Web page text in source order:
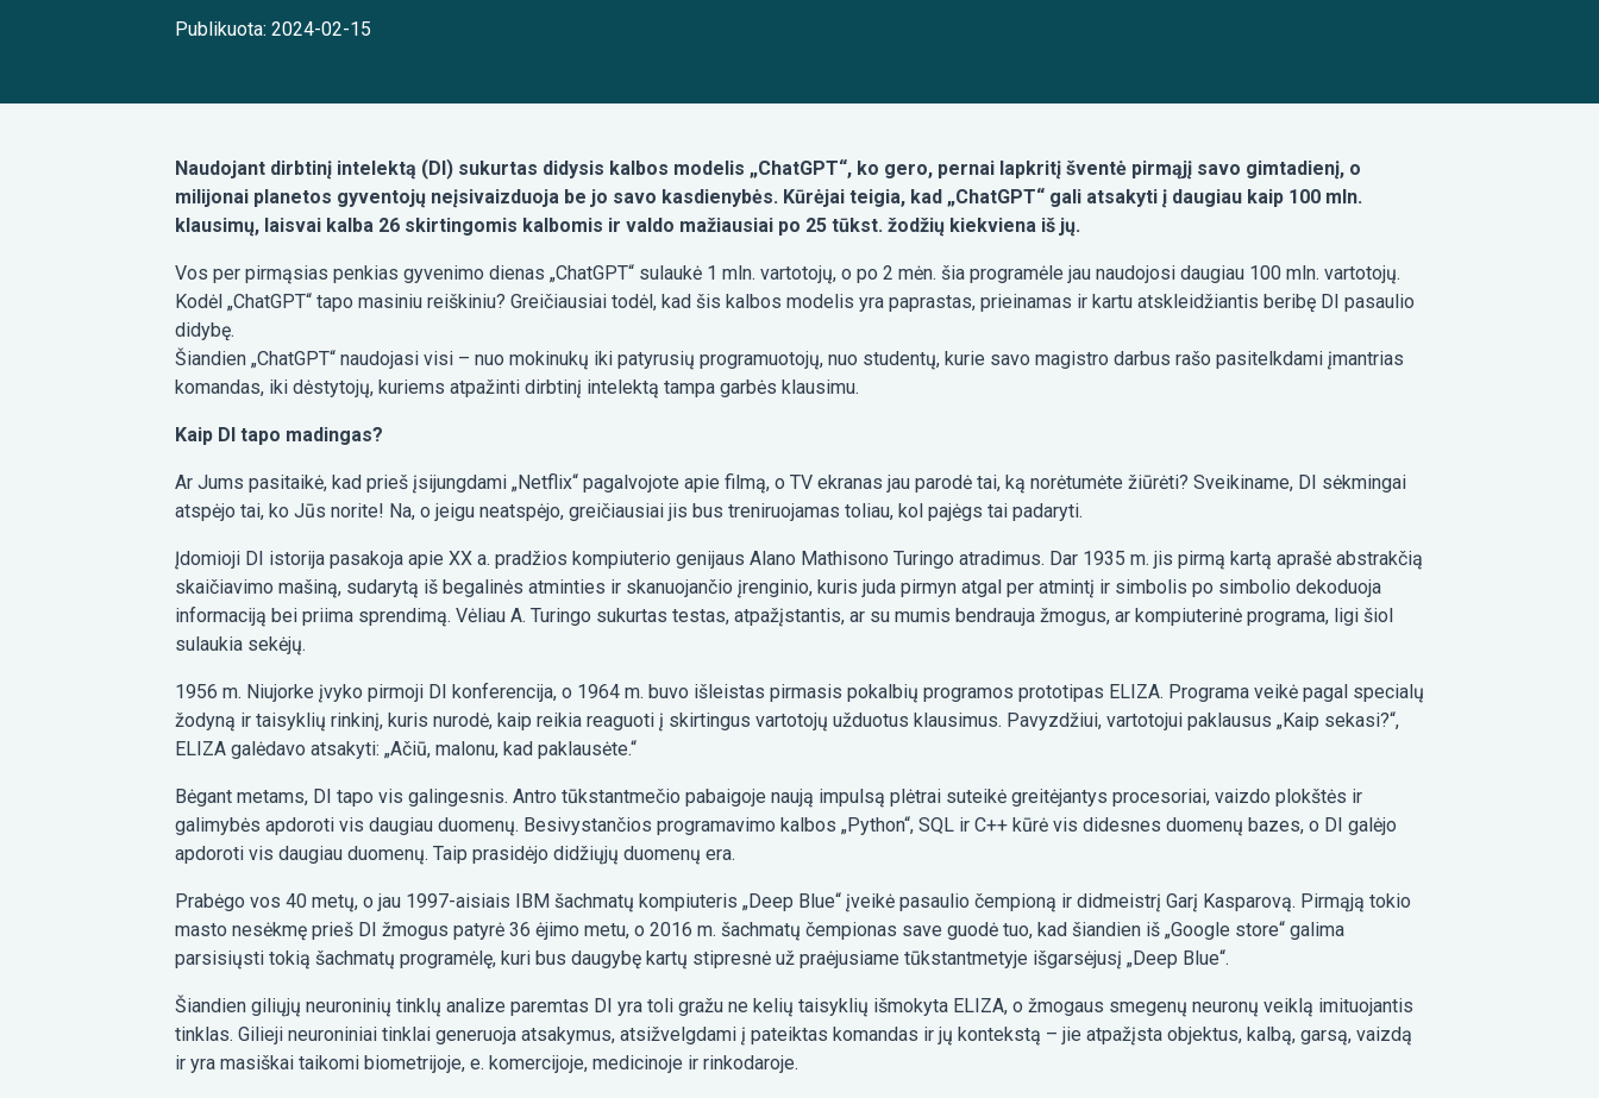
Publikuota: 2024-02-15
Naudojant dirbtinį intelektą (DI) sukurtas didysis kalbos modelis „ChatGPT“, ko gero, pernai lapkritį šventė pirmąjį savo gimtadienį, o
milijonai planetos gyventojų neįsivaizduoja be jo savo kasdienybės. Kūrėjai teigia, kad „ChatGPT“ gali atsakyti į daugiau kaip 100 mln.
klausimų, laisvai kalba 26 skirtingomis kalbomis ir valdo mažiausiai po 25 tūkst. žodžių kiekviena iš jų.
Vos per pirmąsias penkias gyvenimo dienas „ChatGPT“ sulaukė 1 mln. vartotojų, o po 2 mėn. šia programėle jau naudojosi daugiau 100 mln. vartotojų.
Kodėl „ChatGPT“ tapo masiniu reiškiniu? Greičiausiai todėl, kad šis kalbos modelis yra paprastas, prieinamas ir kartu atskleidžiantis beribę DI pasaulio
didybę.
Šiandien „ChatGPT“ naudojasi visi – nuo mokinukų iki patyrusių programuotojų, nuo studentų, kurie savo magistro darbus rašo pasitelkdami įmantrias
komandas, iki dėstytojų, kuriems atpažinti dirbtinį intelektą tampa garbės klausimu.
Kaip DI tapo madingas?
Ar Jums pasitaikė, kad prieš įsijungdami „Netflix“ pagalvojote apie filmą, o TV ekranas jau parodė tai, ką norėtumėte žiūrėti? Sveikiname, DI sėkmingai
atspėjo tai, ko Jūs norite! Na, o jeigu neatspėjo, greičiausiai jis bus treniruojamas toliau, kol pajėgs tai padaryti.
Įdomioji DI istorija pasakoja apie XX a. pradžios kompiuterio genijaus Alano Mathisono Turingo atradimus. Dar 1935 m. jis pirmą kartą aprašė abstrakčią
skaičiavimo mašiną, sudarytą iš begalinės atminties ir skanuojančio įrenginio, kuris juda pirmyn atgal per atmintį ir simbolis po simbolio dekoduoja
informaciją bei priima sprendimą. Vėliau A. Turingo sukurtas testas, atpažįstantis, ar su mumis bendrauja žmogus, ar kompiuterinė programa, ligi šiol
sulaukia sekėjų.
1956 m. Niujorke įvyko pirmoji DI konferencija, o 1964 m. buvo išleistas pirmasis pokalbių programos prototipas ELIZA. Programa veikė pagal specialų
žodyną ir taisyklių rinkinį, kuris nurodė, kaip reikia reaguoti į skirtingus vartotojų užduotus klausimus. Pavyzdžiui, vartotojui paklausus „Kaip sekasi?“,
ELIZA galėdavo atsakyti: „Ačiū, malonu, kad paklausėte.“
Bėgant metams, DI tapo vis galingesnis. Antro tūkstantmečio pabaigoje naują impulsą plėtrai suteikė greitėjantys procesoriai, vaizdo plokštės ir
galimybės apdoroti vis daugiau duomenų. Besivystančios programavimo kalbos „Python“, SQL ir C++ kūrė vis didesnes duomenų bazes, o DI galėjo
apdoroti vis daugiau duomenų. Taip prasidėjo didžiųjų duomenų era.
Prabėgo vos 40 metų, o jau 1997-aisiais IBM šachmatų kompiuteris „Deep Blue“ įveikė pasaulio čempioną ir didmeistrį Garį Kasparovą. Pirmąją tokio
masto nesėkmę prieš DI žmogus patyrė 36 ėjimo metu, o 2016 m. šachmatų čempionas save guodė tuo, kad šiandien iš „Google store“ galima
parsisiųsti tokią šachmatų programėlę, kuri bus daugybę kartų stipresnė už praėjusiame tūkstantmetyje išgarsėjusį „Deep Blue“.
Šiandien giliųjų neuroninių tinklų analize paremtas DI yra toli gražu ne kelių taisyklių išmokyta ELIZA, o žmogaus smegenų neuronų veiklą imituojantis
tinklas. Gilieji neuroniniai tinklai generuoja atsakymus, atsižvelgdami į pateiktas komandas ir jų kontekstą – jie atpažįsta objektus, kalbą, garsą, vaizdą
ir yra masiškai taikomi biometrijoje, e. komercijoje, medicinoje ir rinkodaroje.